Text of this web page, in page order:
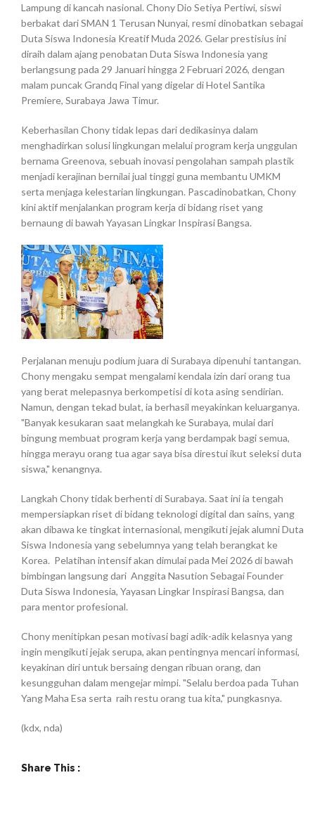
Lampung di kancah nasional. Chony Dio Setiya Pertiwi, siswi
berbakat dari SMAN 1 Terusan Nunyai, resmi dinobatkan sebagai
Duta Siswa Indonesia Kreatif Muda 2026. Gelar prestisius ini
diraih dalam ajang penobatan Duta Siswa Indonesia yang
berlangsung pada 29 Januari hingga 2 Februari 2026, dengan
malam puncak Grandq Final yang digelar di Hotel Santika
Premiere, Surabaya Jawa Timur.
Keberhasilan Chony tidak lepas dari dedikasinya dalam
menghadirkan solusi lingkungan melalui program kerja unggulan
bernama Greenova, sebuah inovasi pengolahan sampah plastik
menjadi kerajinan bernilai jual tinggi guna membantu UMKM
serta menjaga kelestarian lingkungan. Pascadinobatkan, Chony
kini aktif menjalankan program kerja di bidang riset yang
bernaung di bawah Yayasan Lingkar Inspirasi Bangsa.
Perjalanan menuju podium juara di Surabaya dipenuhi tantangan.
Chony mengaku sempat mengalami kendala izin dari orang tua
yang berat melepasnya berkompetisi di kota asing sendirian.
Namun, dengan tekad bulat, ia berhasil meyakinkan keluarganya.
"Banyak kesukaran saat melangkah ke Surabaya, mulai dari
bingung membuat program kerja yang berdampak bagi semua,
hingga merayu orang tua agar saya bisa direstui ikut seleksi duta
siswa," kenangnya.
Langkah Chony tidak berhenti di Surabaya. Saat ini ia tengah
mempersiapkan riset di bidang teknologi digital dan sains, yang
akan dibawa ke tingkat internasional, mengikuti jejak alumni Duta
Siswa Indonesia yang sebelumnya yang telah berangkat ke
Korea. Pelatihan intensif akan dimulai pada Mei 2026 di bawah
bimbingan langsung dari Anggita Nasution Sebagai Founder
Duta Siswa Indonesia, Yayasan Lingkar Inspirasi Bangsa, dan
para mentor profesional.
Chony menitipkan pesan motivasi bagi adik-adik kelasnya yang
ingin mengikuti jejak serupa, akan pentingnya mencari informasi,
keyakinan diri untuk bersaing dengan ribuan orang, dan
kesungguhan dalam mengejar mimpi. "Selalu berdoa pada Tuhan
Yang Maha Esa serta raih restu orang tua kita," pungkasnya.
(kdx, nda)
Share This :